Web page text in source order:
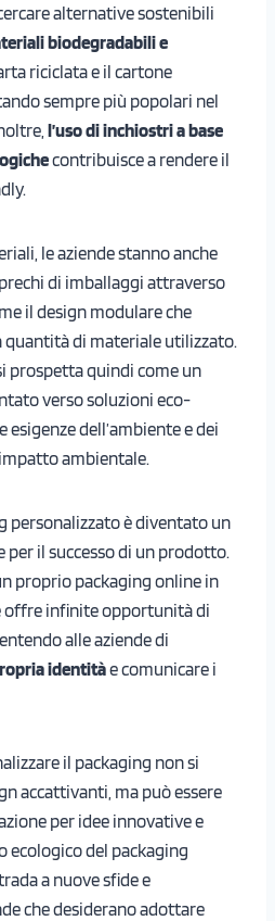
alternative sostenibili
biodegradabili e
riciclata e il cartone
sempre più popolari nel
l’uso di inchiostri a base
contribuisce a rendere il
le aziende stanno anche
di imballaggi attraverso
il design modulare che
di materiale utilizzato.
prospetta quindi come un
verso soluzioni eco-
esigenze dell’ambiente e dei
ambientale.
personalizzato è diventato un
il successo di un prodotto.
proprio packaging online in
offre infinite opportunità di
alle aziende di
identitàe comunicare i
il packaging non si
accattivanti, ma può essere
per idee innovative e
ecologico del packaging
a nuove sfide e
che desiderano adottare